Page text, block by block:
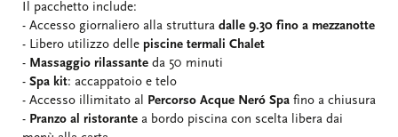
Il pacchetto include:
- Accesso giornaliero alla struttura dalle 9.30 fino a mezzanotte
- Libero utilizzo delle piscine termali Chalet
- Massaggio rilassante da 50 minuti
- Spa kit: accappatoio e telo
- Accesso illimitato al Percorso Acque Neró Spa fino a chiusura
- Pranzo al ristorante a bordo piscina con scelta libera dai